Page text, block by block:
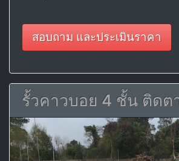
สอบถาม และประเมินราคา
รั้วคาวบอย 4 ชั้น ติดต